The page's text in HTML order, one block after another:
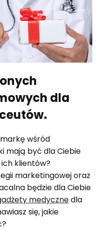
dla
wśród
mają być dla Ciebie
klientów?
marketingowej oraz
będzie dla Ciebie
medycznedla
się, jakie